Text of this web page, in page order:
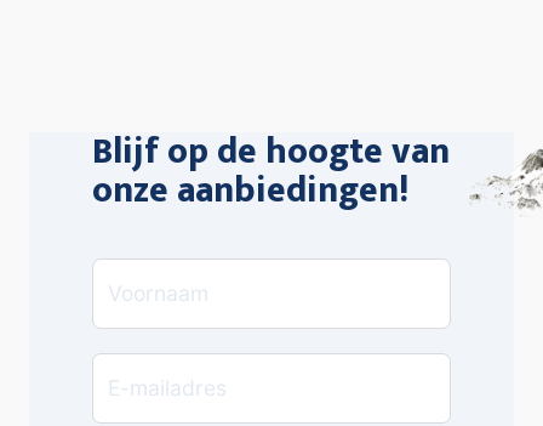
Blijf op de hoogte van
onze aanbiedingen!